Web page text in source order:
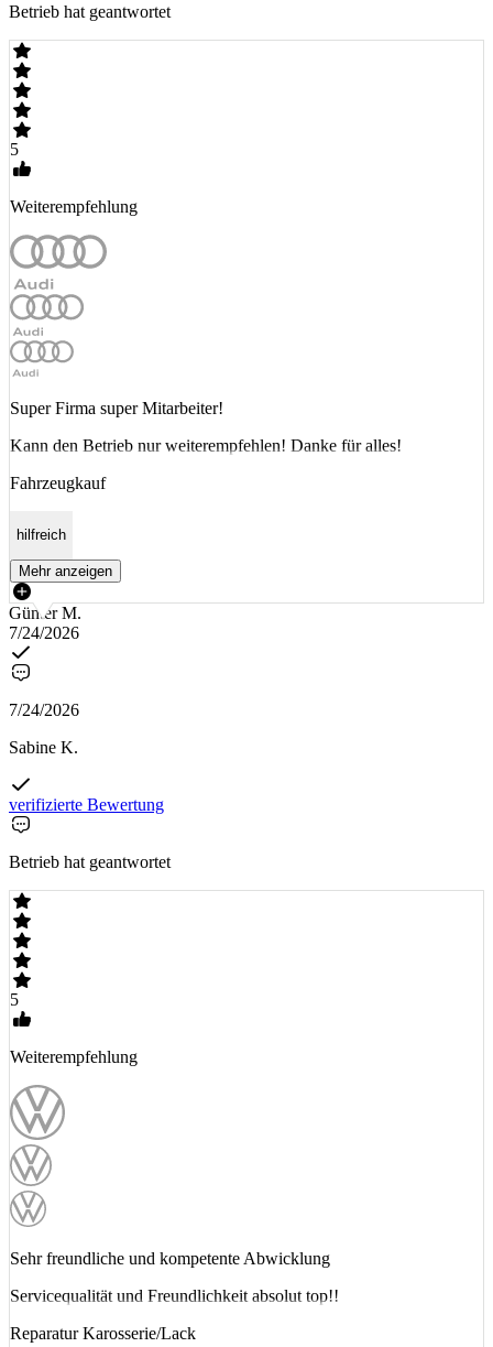
Betrieb hat geantwortet
5
Weiterempfehlung
Super Firma super Mitarbeiter!
Kann den Betrieb nur weiterempfehlen! Danke für alles!
Fahrzeugkauf
hilfreich
Mehr anzeigen
Günter M.
7/24/2026
7/24/2026
Sabine K.
verifizierte Bewertung
Betrieb hat geantwortet
5
Weiterempfehlung
Sehr freundliche und kompetente Abwicklung
Servicequalität und Freundlichkeit absolut top!!
Reparatur Karosserie/Lack